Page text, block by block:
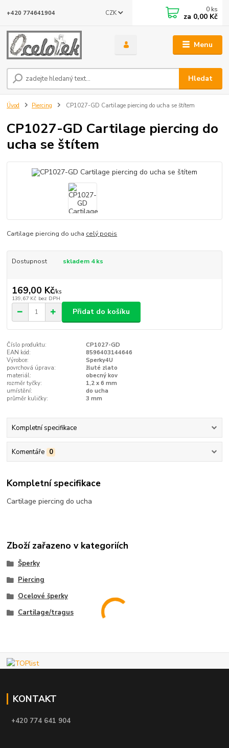
Menu
CZK
Hledat
+420 774641904 0 ks
za 0,00 Kč
Úvod Piercing CP1027-GD Cartilage piercing do ucha se štítem
CP1027-GD Cartilage piercing do
ucha se štítem
Cartilage piercing do ucha celý popis
Dostupnost skladem 4 ks
169,00 Kč/ks
139,67 Kč bez DPH
Přidat do košíku
Číslo produktu:
CP1027-GD
EAN kód:
8596403144646
Výrobce:
Sperky4U
povrchová úprava:
žluté zlato
materiál:
obecný kov
rozměr tyčky:
1,2 x 6 mm
umístění:
do ucha
průměr kuličky:
3 mm
Kompletní specifikace
Komentáře 0
Kompletní specifikace
Cartilage piercing do ucha
Zboží zařazeno v kategoriích
Šperky
Piercing
Ocelové šperky
Cartilage/tragus
KONTAKT
+420 774 641 904